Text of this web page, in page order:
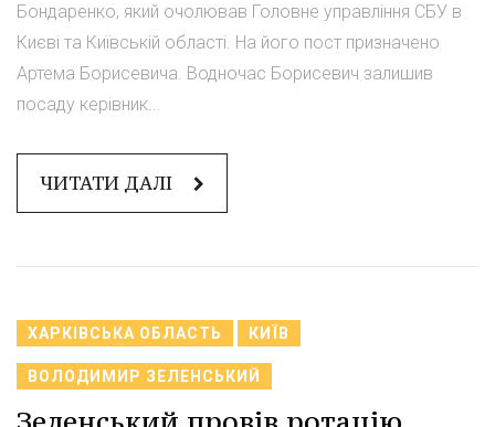
Бондаренко, який очолював Головне управління СБУ в
Києві та Київській області. На його пост призначено
Артема Борисевича. Водночас Борисевич залишив
посаду керівник...
ЧИТАТИ ДАЛІ
ХАРКІВСЬКА ОБЛАСТЬ КИЇВ
ВОЛОДИМИР ЗЕЛЕНСЬКИЙ